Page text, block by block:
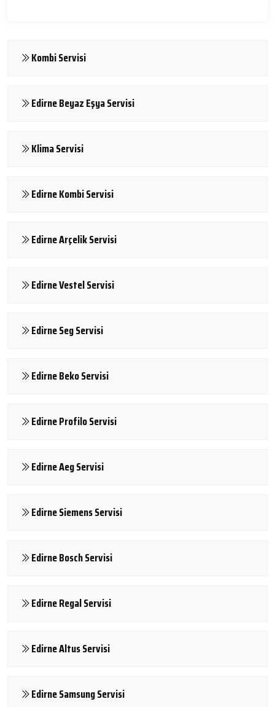
Kombi Servisi
Edirne Beyaz Eşya Servisi
Klima Servisi
Edirne Kombi Servisi
Edirne Arçelik Servisi
Edirne Vestel Servisi
Edirne Seg Servisi
Edirne Beko Servisi
Edirne Profilo Servisi
Edirne Aeg Servisi
Edirne Siemens Servisi
Edirne Bosch Servisi
Edirne Regal Servisi
Edirne Altus Servisi
Edirne Samsung Servisi